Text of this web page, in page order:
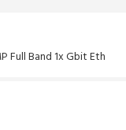
Full Band 1x Gbit Eth